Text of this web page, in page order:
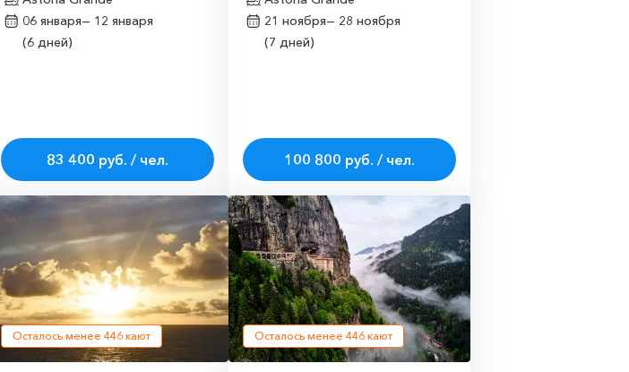
06 января— 12 января
(6 дней)
83 400 руб. / чел.
21 ноября— 28 ноября
(7 дней)
100 800 руб. / чел.
Осталось менее 446 кают Осталось менее 446 кают